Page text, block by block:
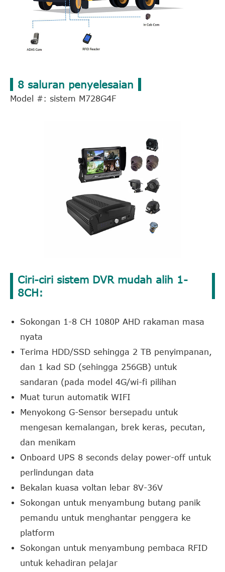
8 saluran penyelesaian
Model #: sistem M728G4F
Ciri-ciri sistem DVR mudah alih 1-
8CH:
Sokongan 1-8 CH 1080P AHD rakaman masa
nyata
Terima HDD/SSD sehingga 2 TB penyimpanan,
dan 1 kad SD (sehingga 256GB) untuk
sandaran (pada model 4G/wi-fi pilihan
Muat turun automatik WIFI
Menyokong G-Sensor bersepadu untuk
mengesan kemalangan, brek keras, pecutan,
dan menikam
Onboard UPS 8 seconds delay power-off untuk
perlindungan data
Bekalan kuasa voltan lebar 8V-36V
Sokongan untuk menyambung butang panik
pemandu untuk menghantar penggera ke
platform
Sokongan untuk menyambung pembaca RFID
untuk kehadiran pelajar